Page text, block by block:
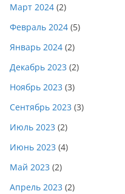
Март 2024 (2)
Февраль 2024 (5)
Январь 2024 (2)
Декабрь 2023 (2)
Ноябрь 2023 (3)
Сентябрь 2023 (3)
Июль 2023 (2)
Июнь 2023 (4)
Май 2023 (2)
Апрель 2023 (2)